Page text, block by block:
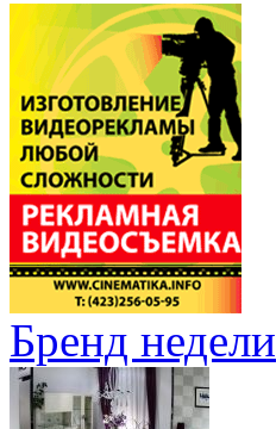
Бренд недели